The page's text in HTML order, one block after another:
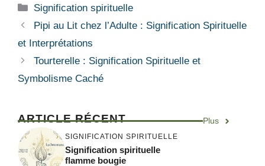
Catégories
Signification spirituelle
Pipi au Lit chez l’Adulte : Signification Spirituelle
et Interprétations
Tourterelle : Signification Spirituelle et
Symbolisme Caché
ARTICLE RÉCENT Plus
SIGNIFICATION SPIRITUELLE
Signification spirituelle
flamme bougie